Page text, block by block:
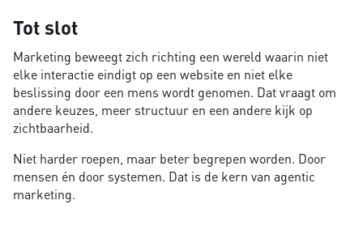
Tot slot
Marketing beweegt zich richting een wereld waarin niet
elke interactie eindigt op een website en niet elke
beslissing door een mens wordt genomen. Dat vraagt om
andere keuzes, meer structuur en een andere kijk op
zichtbaarheid.
Niet harder roepen, maar beter begrepen worden. Door
mensen én door systemen. Dat is de kern van agentic
marketing.